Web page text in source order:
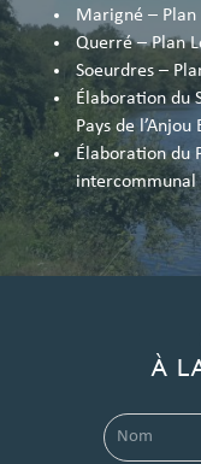
Marigné – Plan
Querré – Plan
Soeurdres –
Élaboration du
Pays de l’Anjou
Élaboration du
intercommunal
À